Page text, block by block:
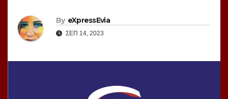
By eXpressEvia
ΣΕΠ 14, 2023